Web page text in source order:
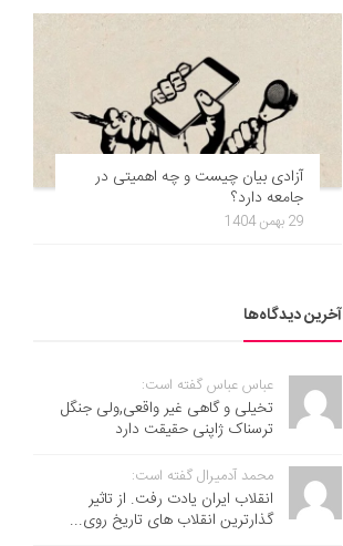
آزادی بیان چیست و چه اهمیتی در
جامعه دارد؟
29 بهمن 1404
آخرین دیدگاه‌ها
عباس عباس گفته است:
تخیلی و گاهی غیر واقعی,ولی جنگل
ترسناک ژاپنی حقیقت دارد
محمد آدمیرال گفته است:
انقلاب ایران یادت رفت. از تاثیر
گذارترین انقلاب های تاریخ روی...